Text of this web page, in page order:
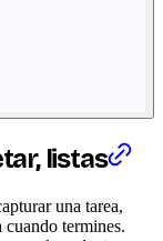
listas
una tarea,
termines.